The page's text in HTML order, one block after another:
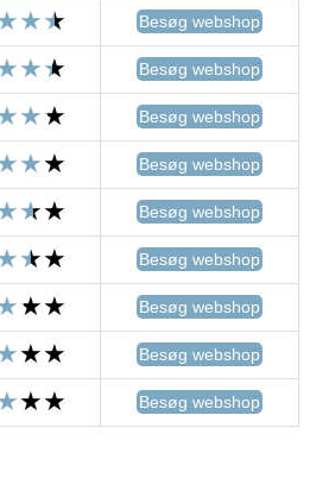
Besøg webshop
Besøg webshop
Besøg webshop
Besøg webshop
Besøg webshop
Besøg webshop
Besøg webshop
Besøg webshop
Besøg webshop